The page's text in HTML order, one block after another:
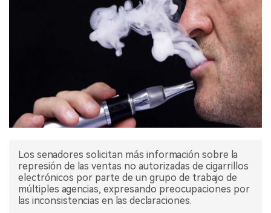
Los senadores solicitan más información sobre la
represión de las ventas no autorizadas de cigarrillos
electrónicos por parte de un grupo de trabajo de
múltiples agencias, expresando preocupaciones por
las inconsistencias en las declaraciones.